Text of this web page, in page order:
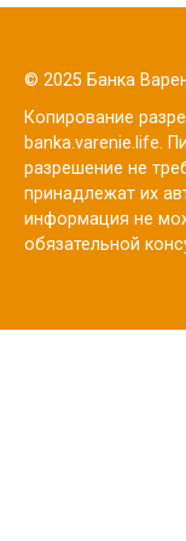
© 2025 Банка
Копирование
banka.varenie.life.
разрешение не
принадлежат их
информация не
обязательной